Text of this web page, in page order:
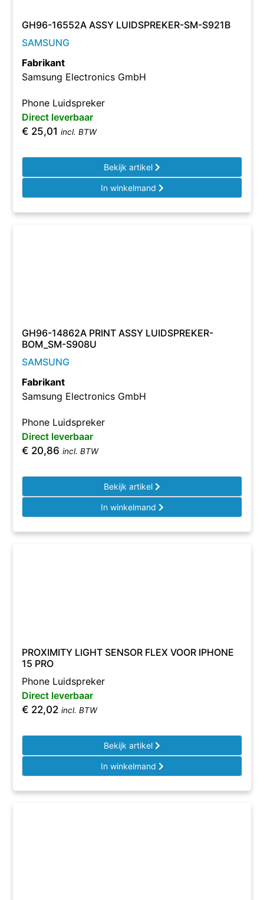
GH96-16552A ASSY LUIDSPREKER-SM-S921B
SAMSUNG
Fabrikant
Samsung Electronics GmbH
Phone Luidspreker
Direct leverbaar
€ 25,01 incl. BTW
Bekijk artikel
In winkelmand
GH96-14862A PRINT ASSY LUIDSPREKER-
BOM_SM-S908U
SAMSUNG
Fabrikant
Samsung Electronics GmbH
Phone Luidspreker
Direct leverbaar
€ 20,86 incl. BTW
Bekijk artikel
In winkelmand
PROXIMITY LIGHT SENSOR FLEX VOOR IPHONE
15 PRO
Phone Luidspreker
Direct leverbaar
€ 22,02 incl. BTW
Bekijk artikel
In winkelmand